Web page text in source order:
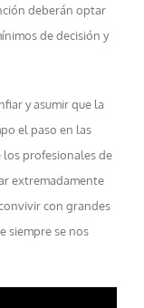
deberán optar
de decisión y
y asumir que la
el paso en las
los profesionales de
extremadamente
con grandes
siempre se nos